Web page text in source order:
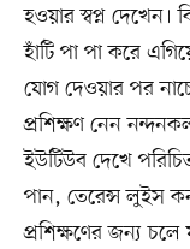
হওয়ার স্বপ্ন দেখেন।
হাঁটি পা পা করে
যোগ দেওয়ার পর
প্রশিক্ষণ নেন
ইউটিউব দেখে
পান, তেরেন্স লুইস
প্রশিক্ষণের জন্য চলে